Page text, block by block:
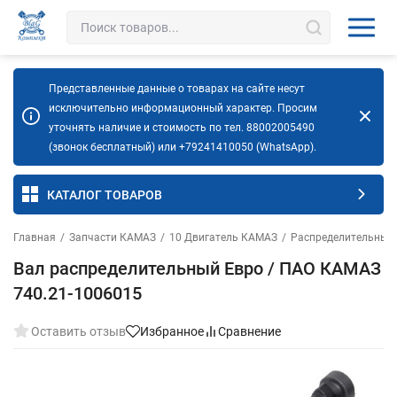
Представленные данные о товарах на сайте несут
исключительно информационный характер. Просим
уточнять наличие и стоимость по тел. 88002005490
(звонок бесплатный) или +79241410050 (WhatsApp).
КАТАЛОГ ТОВАРОВ
Главная / Запчасти КАМАЗ / 10 Двигатель КАМАЗ / Распределительный
Вал распределительный Евро / ПАО КАМАЗ
740.21-1006015
Оставить отзыв Избранное Сравнение